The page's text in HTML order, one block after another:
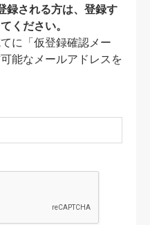
録される方は、登録す
ください。
に「仮登録確認メー
能なメールアドレスを